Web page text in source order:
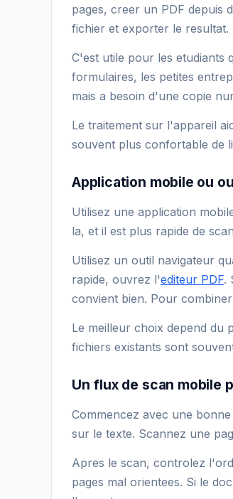
pages, creer un PDF depuis
fichier et exporter le resultat.
C'est utile pour les etudiants
formulaires, les petites
mais a besoin d'une copie
Le traitement sur l'appareil
souvent plus confortable de
Application mobile ou
Utilisez une application
la, et il est plus rapide de
Utilisez un outil navigateur
rapide, ouvrez l'editeur PDF.
convient bien. Pour
Le meilleur choix depend du
fichiers existants sont
Un flux de scan mobile
Commencez avec une
sur le texte. Scannez une
Apres le scan, controlez
pages mal orientees. Si le